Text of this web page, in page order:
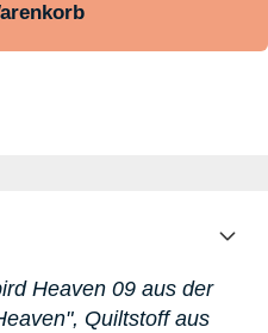
Heaven 09 aus der
, Quiltstoff aus